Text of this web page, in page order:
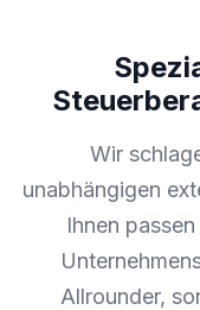
Wir
unabhängigen
Ihnen
Allrounder,